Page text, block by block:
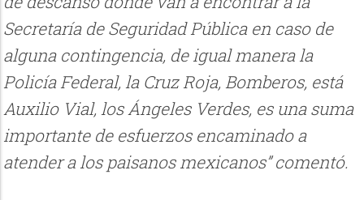
Secretaría de Seguridad Pública en caso de
alguna contingencia, de igual manera la
Policía Federal, la Cruz Roja, Bomberos, está
Auxilio Vial, los Ángeles Verdes, es una suma
importante de esfuerzos encaminado a
atender a los paisanos mexicanos” comentó.